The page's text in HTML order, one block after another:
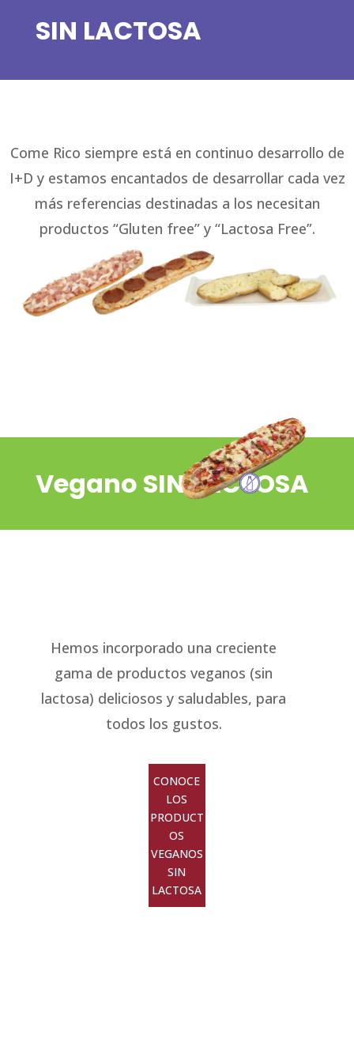
SIN LACTOSA
Come Rico siempre está en continuo desarrollo de
I+D y estamos encantados de desarrollar cada vez
más referencias destinadas a los necesitan
productos “Gluten free” y “Lactosa Free”.
Vegano SIN LACTOSA
Hemos incorporado una creciente
gama de productos veganos (sin
lactosa) deliciosos y saludables, para
todos los gustos.
CONOCE
LOS
PRODUCT
OS
VEGANOS
SIN
LACTOSA